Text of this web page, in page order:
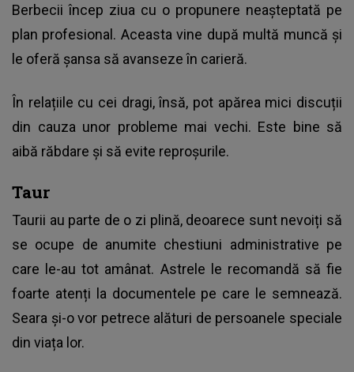
Berbecii încep ziua cu o propunere neașteptată pe
plan profesional. Aceasta vine după multă muncă și
le oferă șansa să avanseze în carieră.
În relațiile cu cei dragi, însă, pot apărea mici discuții
din cauza unor probleme mai vechi. Este bine să
aibă răbdare și să evite reproșurile.
Taur
Taurii au parte de o zi plină, deoarece sunt nevoiți să
se ocupe de anumite chestiuni administrative pe
care le-au tot amânat. Astrele le recomandă să fie
foarte atenți la documentele pe care le semnează.
Seara și-o vor petrece alături de persoanele speciale
din viața lor.